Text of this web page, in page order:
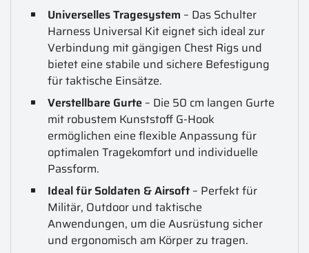
Universelles Tragesystem – Das Schulter
Harness Universal Kit eignet sich ideal zur
Verbindung mit gängigen Chest Rigs und
bietet eine stabile und sichere Befestigung
für taktische Einsätze.
Verstellbare Gurte – Die 50 cm langen Gurte
mit robustem Kunststoff G-Hook
ermöglichen eine flexible Anpassung für
optimalen Tragekomfort und individuelle
Passform.
Ideal für Soldaten & Airsoft – Perfekt für
Militär, Outdoor und taktische
Anwendungen, um die Ausrüstung sicher
und ergonomisch am Körper zu tragen.